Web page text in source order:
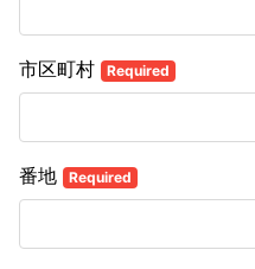
市区町村 Required
番地 Required